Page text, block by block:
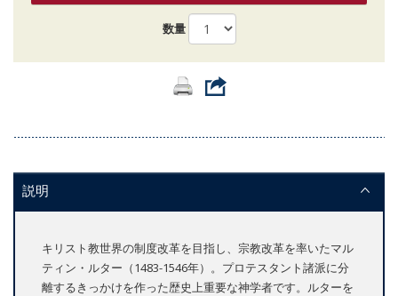
数量
説明
キリスト教世界の制度改革を目指し、宗教改革を率いたマル
ティン・ルター（1483-1546年）。プロテスタント諸派に分
離するきっかけを作った歴史上重要な神学者です。ルターを